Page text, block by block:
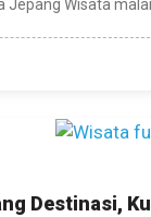
Jepang Wisata
Destinasi,